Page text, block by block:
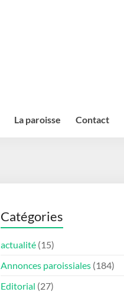
La paroisse Contact
Catégories
actualité (15)
Annonces paroissiales (184)
Editorial (27)